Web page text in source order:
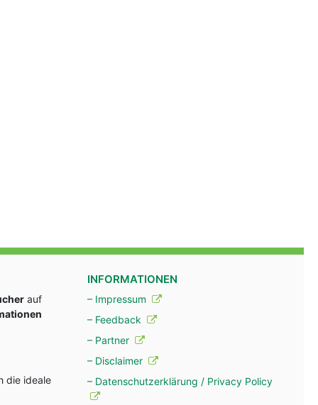
auf
die ideale
INFORMATIONEN
– Impressum
– Feedback
– Partner
– Disclaimer
– Datenschutzerklärung / Privacy Policy